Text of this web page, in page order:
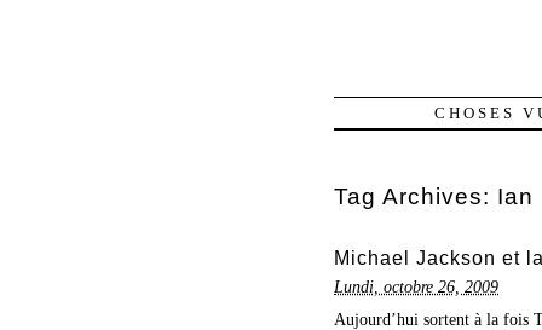
CHOSES
Tag Archives: Ian
Michael Jackson et
Lundi, octobre 26, 2009
Aujourd’hui sortent à la fois